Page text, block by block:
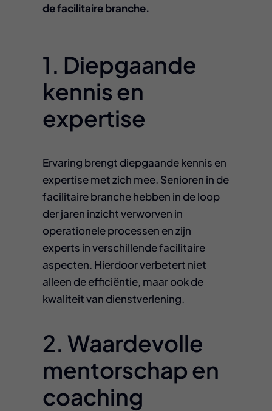
de facilitaire branche.
1. Diepgaande
kennis en
expertise
Ervaring brengt diepgaande kennis en
expertise met zich mee. Senioren in de
facilitaire branche hebben in de loop
der jaren inzicht verworven in
operationele processen en zijn
experts in verschillende facilitaire
aspecten. Hierdoor verbetert niet
alleen de efficiëntie, maar ook de
kwaliteit van dienstverlening.
2. Waardevolle
mentorschap en
coaching